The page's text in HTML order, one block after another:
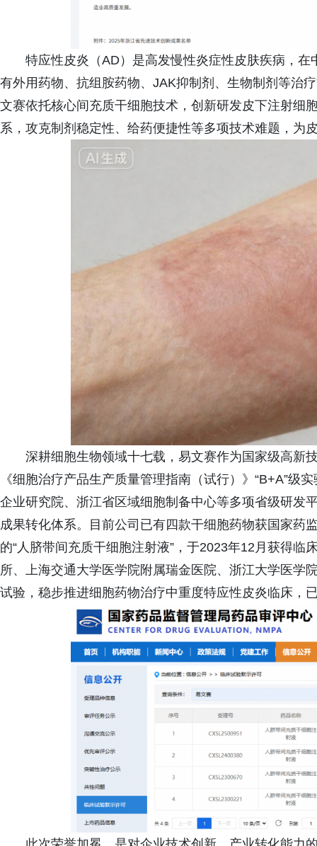
特应性皮炎（AD）是高发慢性炎症性皮肤疾病，
有外用药物、抗组胺药物、JAK抑制剂、生物制剂等治
文赛依托核心间充质干细胞技术，创新研发皮下注射细
系，攻克制剂稳定性、给药便捷性等多项技术难题，为
深耕细胞生物领域十七载，易文赛作为国家级高新
《细胞治疗产品生产质量管理指南（试行）》“B+A”级
企业研究院、浙江省区域细胞制备中心等多项省级研发
成果转化体系。目前公司已有四款干细胞药物获国家药
的“人脐带间充质干细胞注射液”，于2023年12月获得
所、上海交通大学医学院附属瑞金医院、浙江大学医学
试验，稳步推进细胞药物治疗中重度特应性皮炎临床，